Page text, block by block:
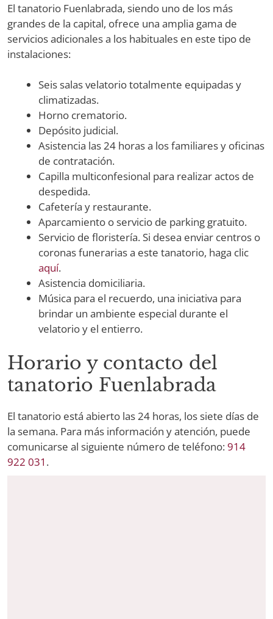
El tanatorio Fuenlabrada, siendo uno de los más
grandes de la capital, ofrece una amplia gama de
servicios adicionales a los habituales en este tipo de
instalaciones:
Seis salas velatorio totalmente equipadas y
climatizadas.
Horno crematorio.
Depósito judicial.
Asistencia las 24 horas a los familiares y oficinas
de contratación.
Capilla multiconfesional para realizar actos de
despedida.
Cafetería y restaurante.
Aparcamiento o servicio de parking gratuito.
Servicio de floristería. Si desea enviar centros o
coronas funerarias a este tanatorio, haga clic
aquí.
Asistencia domiciliaria.
Música para el recuerdo, una iniciativa para
brindar un ambiente especial durante el
velatorio y el entierro.
Horario y contacto del
tanatorio Fuenlabrada
El tanatorio está abierto las 24 horas, los siete días de
la semana. Para más información y atención, puede
comunicarse al siguiente número de teléfono:914
922 031 .